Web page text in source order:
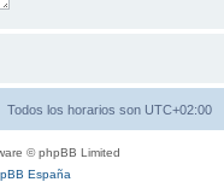
Todos los horarios son UTC+02:00
© phpBB Limited
España